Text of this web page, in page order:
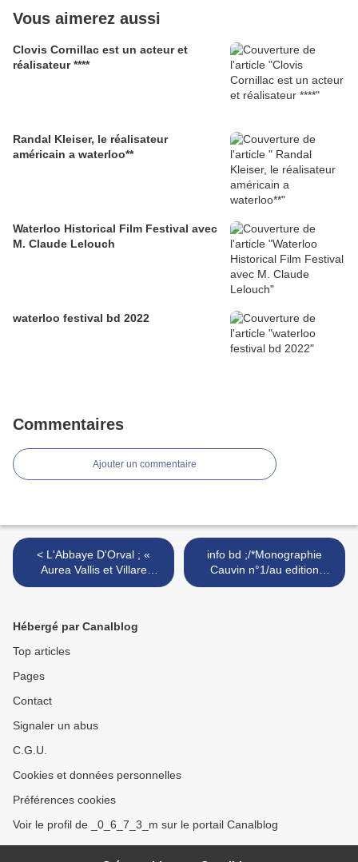
Vous aimerez aussi
Clovis Cornillac est un acteur et
réalisateur ****
Randal Kleiser, le réalisateur
américain a waterloo**
Waterloo Historical Film Festival avec
M. Claude Lelouch
waterloo festival bd 2022
Commentaires
Ajouter un commentaire
< L'Abbaye D'Orval ; «
Aurea Vallis et Villare
.)Belgique.
info bd ;/*Monographie
Cauvin n°1/au edition
dupuis. >
Hébergé par Canalblog
Top articles
Pages
Contact
Signaler un abus
C.G.U.
Cookies et données personnelles
Préférences cookies
Voir le profil de _0_6_7_3_m sur le portail Canalblog